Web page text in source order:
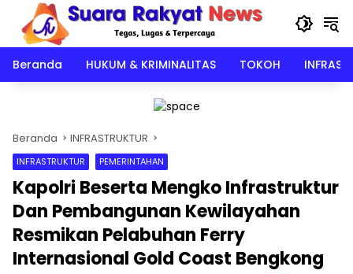
Langsung
konten
Beranda
HUKUM & KRIMINALITAS TOKOH
Beranda INFRASTRUKTUR
INFRASTRUKTUR PEMERINTAHAN
Kapolri Beserta Mengko Infrastruktur
Dan Pembangunan Kewilayahan
Resmikan Pelabuhan Ferry
Internasional Gold Coast Bengkong